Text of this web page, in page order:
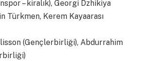
– kiralık), Georgi Dzhikiya
Türkmen, Kerem Kayaarası
(Gençlerbirliği), Abdurrahim